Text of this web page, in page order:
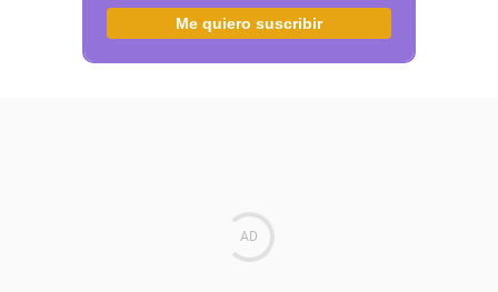
Me quiero suscribir